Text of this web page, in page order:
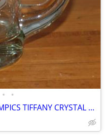
• •
1981 LOS ANGELES 1984 OLYMPICS TIFFANY CRYSTAL MUG ABC EXEC GIFT